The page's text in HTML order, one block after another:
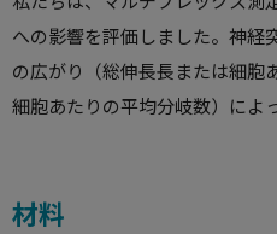
への影響を評価しました。神経
の広がり（総伸長長または細胞
細胞あたりの平均分岐数）によ
材料